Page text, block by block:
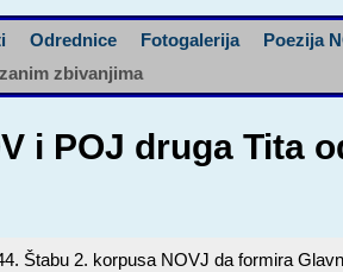
Odrednice Fotogalerija Poezija
zbivanjima
i POJ druga Tita
Štabu 2. korpusa NOVJ da formira